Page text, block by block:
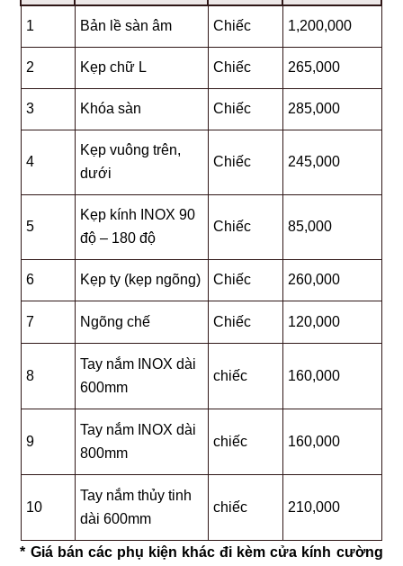
1 Bản lề sàn âm Chiếc 1,200,000
2 Kẹp chữ L Chiếc 265,000
3 Khóa sàn Chiếc 285,000
4
Kẹp vuông trên,
dưới
Chiếc 245,000
5
Kẹp kính INOX 90
độ – 180 độ
Chiếc 85,000
6 Kẹp ty (kẹp ngõng) Chiếc 260,000
7 Ngõng chế Chiếc 120,000
8
Tay nắm INOX dài
600mm
chiếc 160,000
9
Tay nắm INOX dài
800mm
chiếc 160,000
10
Tay nắm thủy tinh
dài 600mm
chiếc 210,000
* Giá bán các phụ kiện khác đi kèm cửa kính cường